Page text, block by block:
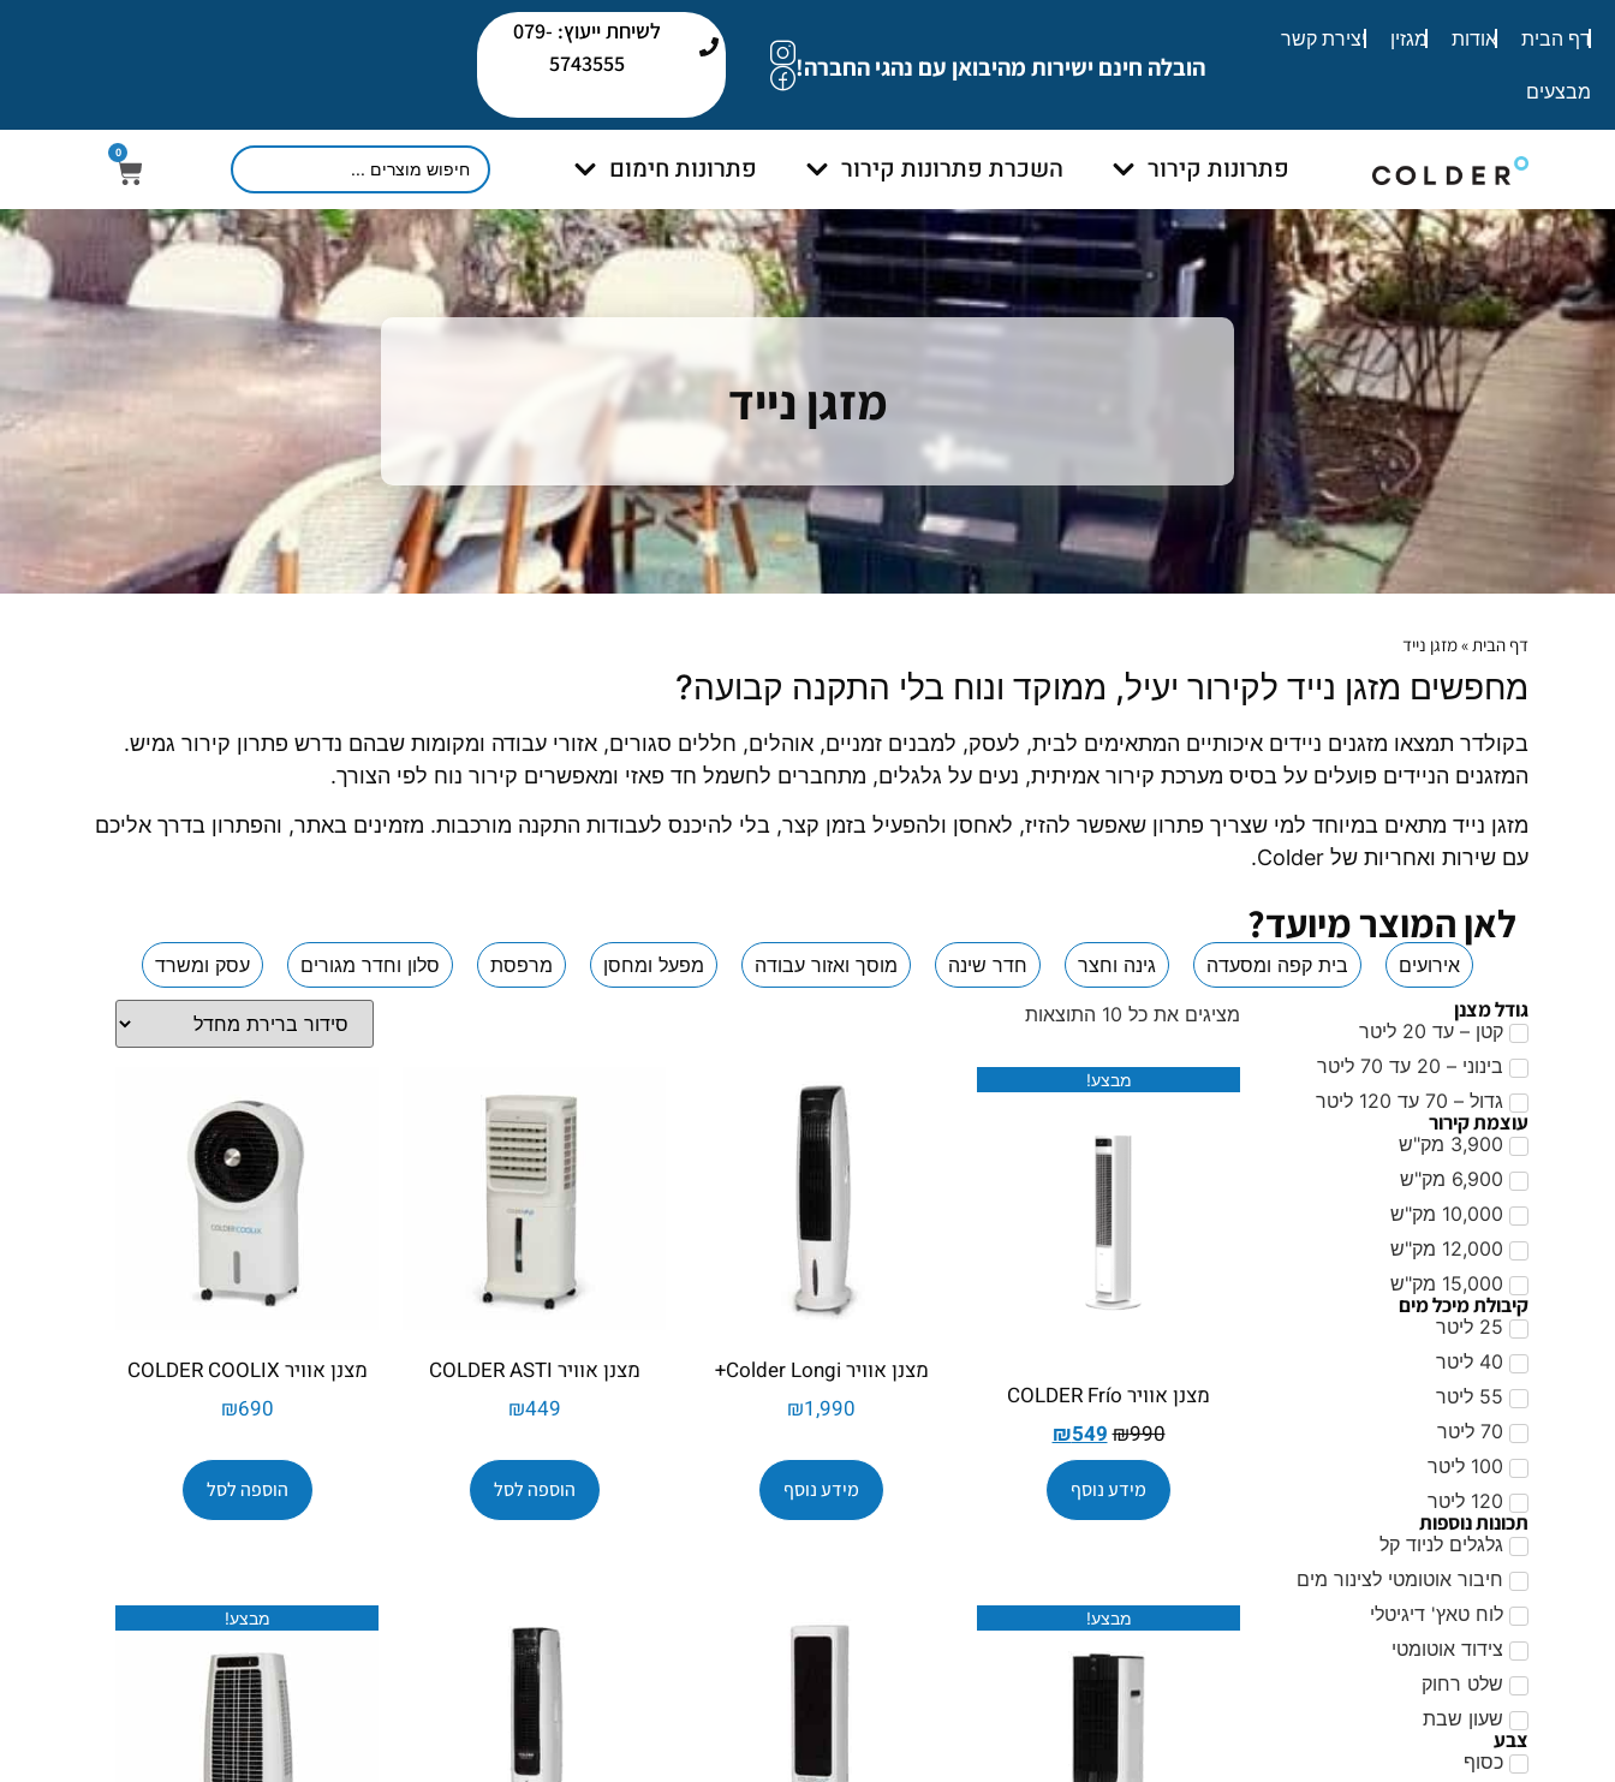
דף הבית
אודות מגזין יצירת קשר
מבצעים
הובלה חינם ישירות מהיבואן עם נהגי החברה!
לשיחת ייעוץ: 079-
5743555
פתרונות קירור השכרת פתרונות קירור פתרונות חימום 0
מזגן נייד
דף הבית»מזגן נייד
מחפשים מזגן נייד לקירור יעיל, ממוקד ונוח בלי התקנה קבועה?
בקולדר תמצאו מזגנים ניידים איכותיים המתאימים לבית, לעסק, למבנים זמניים, אוהלים, חללים סגורים, אזורי עבודה ומקומות שבהם נדרש פתרון קירור גמיש.
המזגנים הניידים פועלים על בסיס מערכת קירור אמיתית, נעים על גלגלים, מתחברים לחשמל חד פאזי ומאפשרים קירור נוח לפי הצורך.
מזגן נייד מתאים במיוחד למי שצריך פתרון שאפשר להזיז, לאחסן ולהפעיל בזמן קצר, בלי להיכנס לעבודות התקנה מורכבות. מזמינים באתר, והפתרון בדרך אליכם
עם שירות ואחריות של Colder.
לאן המוצר מיועד?
אירועים בית קפה ומסעדה גינה וחצר חדר שינה מוסך ואזור עבודה מפעל ומחסן מרפסת סלון וחדר מגורים עסק ומשרד
גודל מצנן
קטן – עד 20 ליטר
בינוני – 20 עד 70 ליטר
גדול – 70 עד 120 ליטר
עוצמת קירור
3,900 מק"ש
6,900 מק"ש
10,000 מק"ש
12,000 מק"ש
15,000 מק"ש
קיבולת מיכל מים
25 ליטר
40 ליטר
55 ליטר
70 ליטר
100 ליטר
120 ליטר
תכונות נוספות
גלגלים לניוד קל
חיבור אוטומטי לצינור מים
לוח טאץ' דיגיטלי
צידוד אוטומטי
שלט רחוק
שעון שבת
צבע
כסוף
מציגים את כל ⁦10⁩ התוצאות
מבצע!
מצנן אוויר COLDER Frío
₪990
₪549
מידע נוסף
מצנן אוויר Colder Longi+
₪1,990
מידע נוסף
מצנן אוויר COLDER ASTI
₪449
הוספה לסל
מצנן אוויר COLDER COOLIX
₪690
הוספה לסל
מבצע! מבצע!